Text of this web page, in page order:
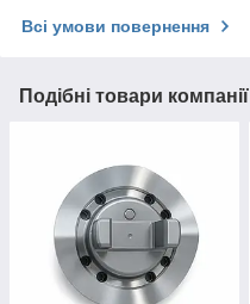
Всі умови повернення
Подібні товари компанії